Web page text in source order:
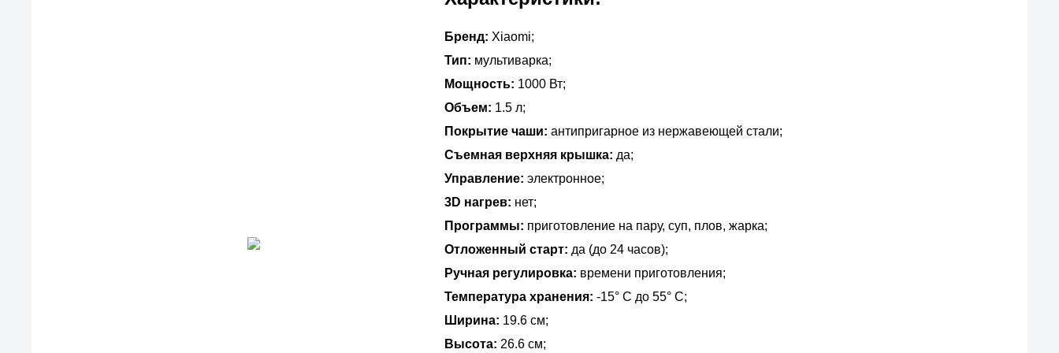
Бренд: Xiaomi;
Тип: мультиварка;
Мощность: 1000 Вт;
Объем: 1.5 л;
Покрытие чаши: антипригарное из нержавеющей стали;
Съемная верхняя крышка: да;
Управление: электронное;
3D нагрев: нет;
Программы: приготовление на пару, суп, плов, жарка;
Отложенный старт: да (до 24 часов);
Ручная регулировка: времени приготовления;
Температура хранения: -15° C до 55° C;
Ширина: 19.6 см;
Высота: 26.6 см;